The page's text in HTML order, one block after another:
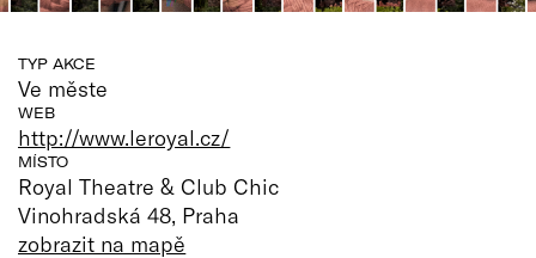
TYP AKCE
Ve měste
WEB
http://www.leroyal.cz/
MÍSTO
Royal Theatre & Club Chic
Vinohradská 48, Praha
zobrazit na mapě